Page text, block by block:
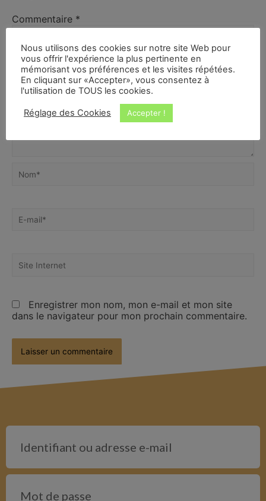
Commentaire *
Enregistrer mon nom, mon e-mail et mon site
dans le navigateur pour mon prochain commentaire.
Nous utilisons des cookies sur notre site Web pour
vous offrir l'expérience la plus pertinente en
mémorisant vos préférences et les visites répétées.
En cliquant sur «Accepter», vous consentez à
l'utilisation de TOUS les cookies.
Réglage des Cookies Accepter !